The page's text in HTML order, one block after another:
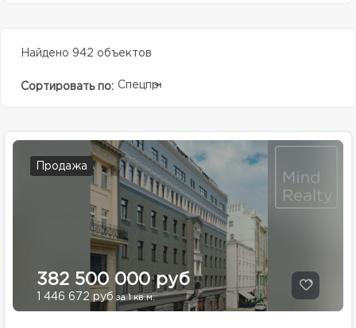
Найдено 942 объектов
Сортировать по: Спецпредолжение
Продажа
382 500 000 руб
1 446 672 руб за 1 кв.м.